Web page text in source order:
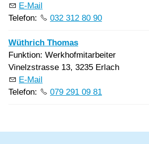
E-Mail
Telefon:
032 312 80 90
Wüthrich Thomas
Funktion: Werkhofmitarbeiter
Vinelzstrasse 13, 3235 Erlach
E-Mail
Telefon:
079 291 09 81